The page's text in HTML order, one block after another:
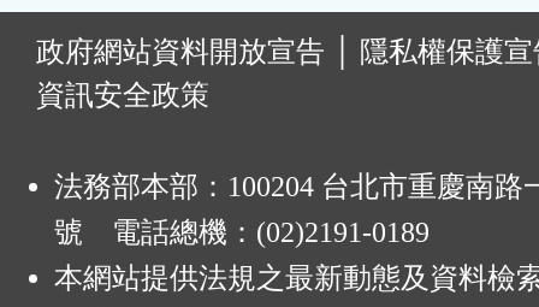
政府網站資料開放宣告
隱私權保護
資訊安全政策
法務部本部：100204 台北市重慶南路
號 電話總機：(02)2191-0189
本網站提供法規之最新動態及資料檢